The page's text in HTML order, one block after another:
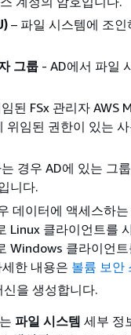
– 파일 시스템에 조
그룹 - AD에서 파일
된 FSx 관리자
위임된 권한이 있는
경우 AD에 있는 그
니다.
데이터에 액세스하
Linux 클라이언트를
Windows 클라이언
한 내용은 볼륨 보안
을 생성합니다.
파일 시스템 세부 정